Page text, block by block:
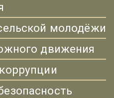
молодёжи
движения